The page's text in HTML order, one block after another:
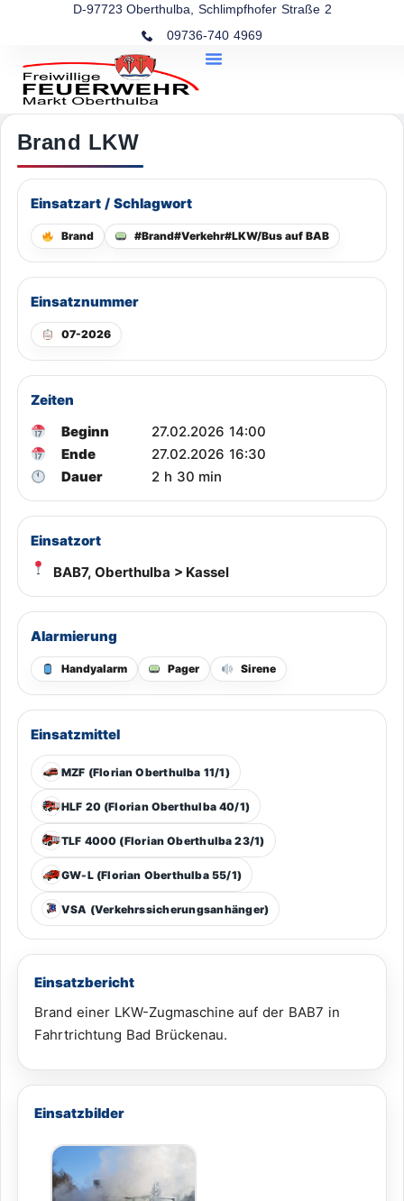
D-97723 Oberthulba, Schlimpfhofer Straße 2
09736-740 4969
Brand LKW
Einsatzart / Schlagwort
Brand #Brand#Verkehr#LKW/Bus auf BAB
Einsatznummer
07-2026
Zeiten
Beginn
27.02.2026 14:00
Ende
27.02.2026 16:30
Dauer
2 h 30 min
Einsatzort
BAB7, Oberthulba > Kassel
Alarmierung
Handyalarm Pager Sirene
Einsatzmittel
MZF (Florian Oberthulba 11/1)
HLF 20 (Florian Oberthulba 40/1)
TLF 4000 (Florian Oberthulba 23/1)
GW-L (Florian Oberthulba 55/1)
VSA (Verkehrssicherungsanhänger)
Einsatzbericht
Brand einer LKW-Zugmaschine auf der BAB7 in
Fahrtrichtung Bad Brückenau.
Einsatzbilder